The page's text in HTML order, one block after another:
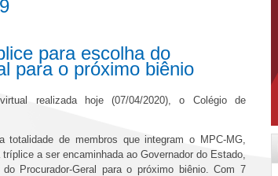
para escolha do
para o próximo biênio
realizada hoje (07/04/2020), o Colégio de
totalidade de membros que integram o MPC-MG,
a ser encaminhada ao Governador do Estado,
Procurador-Geral para o próximo biênio. Com 7